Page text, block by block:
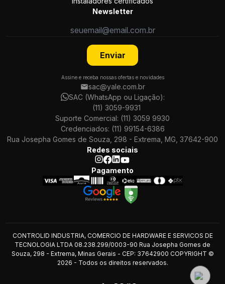
Newsletter
Enviar
Assine e receba nossas ofertas e novidades
sac@yale.com.br
SAC (WhatsApp ou Ligação):
(11) 3059-9931
Suporte Comercial: (11) 3059 9930
Credenciados: (11) 99154-6386
Rua Josepha Gomes de Souza, 298 - Extrema, MG, 37642-900
Redes sociais
Pagamento
CONTROLID INDUSTRIA, COMERCIO DE HARDWARE E SERVICOS DE
TECNOLOGIA LTDA 08.238.299/0003-90 Rua Josepha Gomes de
Souza, 298 - Extrema, Minas Gerais - CEP: 37642900 COPYRIGHT ©
2026 - Todos os direitos reservados.